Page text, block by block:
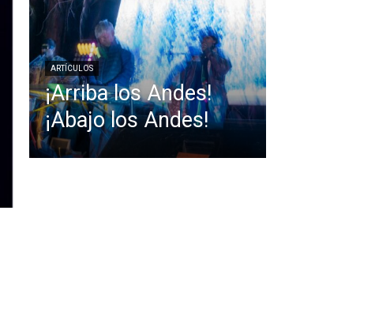
ARTÍCULOS
¡Arriba los Andes!
¡Abajo los Andes!